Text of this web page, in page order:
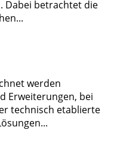
Dabei betrachtet die
...
werden
Erweiterungen, bei
technisch etablierte
...